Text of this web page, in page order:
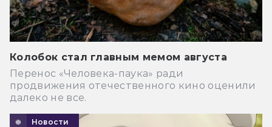
Колобок стал главным мемом августа
Перенос «Человека-паука» ради
продвижения отечественного кино оценили
далеко не все.
Новости